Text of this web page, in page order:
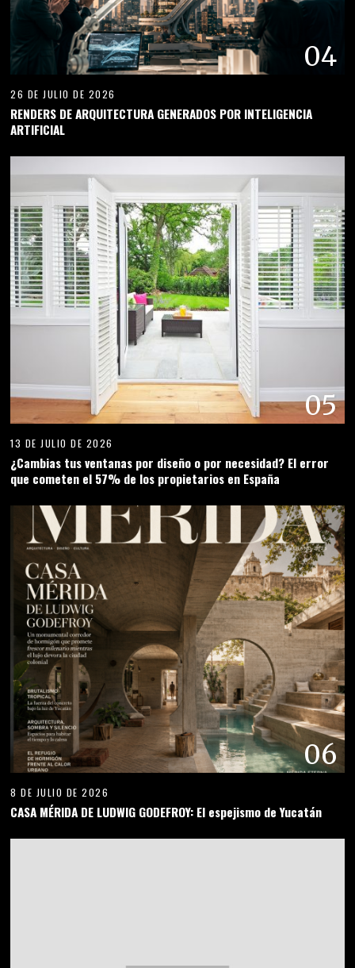
04
26 DE JULIO DE 2026
RENDERS DE ARQUITECTURA GENERADOS POR INTELIGENCIA
ARTIFICIAL
05
13 DE JULIO DE 2026
¿Cambias tus ventanas por diseño o por necesidad? El error
que cometen el 57% de los propietarios en España
06
8 DE JULIO DE 2026
CASA MÉRIDA DE LUDWIG GODEFROY: El espejismo de Yucatán